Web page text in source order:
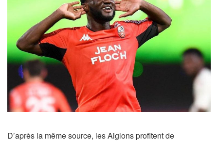
D’après la même source, les Aiglons profitent de